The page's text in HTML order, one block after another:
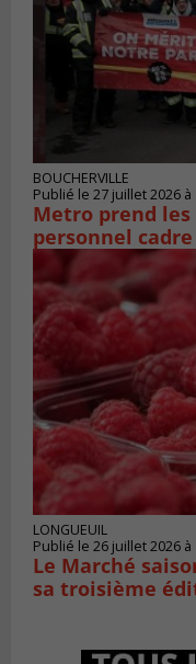
BOUCHERVILLE
Publié le 27 juillet 2026 à
Metro prend
personnel cadre
LONGUEUIL
Publié le 26 juillet 2026 à
Le Marché
sa troisième